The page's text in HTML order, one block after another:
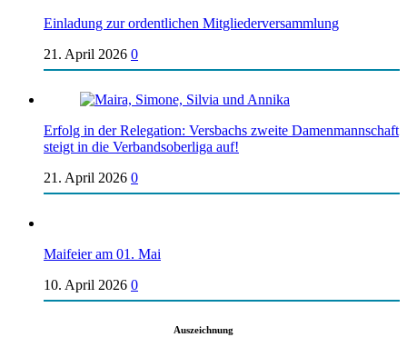
Einladung zur ordentlichen Mitgliederversammlung
21. April 2026 0
Erfolg in der Relegation: Versbachs zweite Damenmannschaft
steigt in die Verbandsoberliga auf!
21. April 2026 0
Maifeier am 01. Mai
10. April 2026 0
Auszeichnung